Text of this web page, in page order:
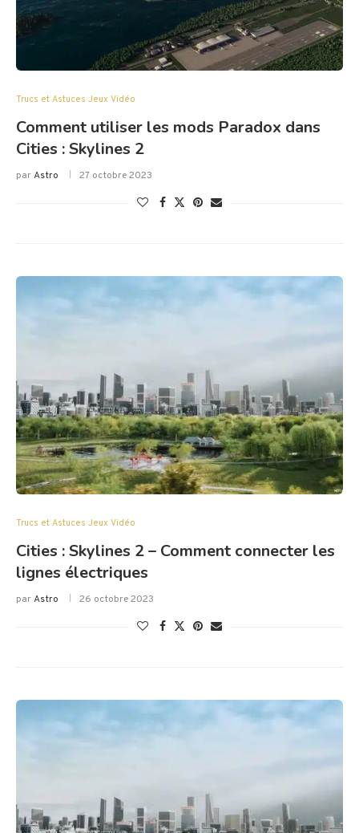
Trucs et Astuces Jeux Vidéo
Comment utiliser les mods Paradox dans
Cities : Skylines 2
parAstro 27 octobre 2023
Trucs et Astuces Jeux Vidéo
Cities : Skylines 2 – Comment connecter les
lignes électriques
parAstro 26 octobre 2023